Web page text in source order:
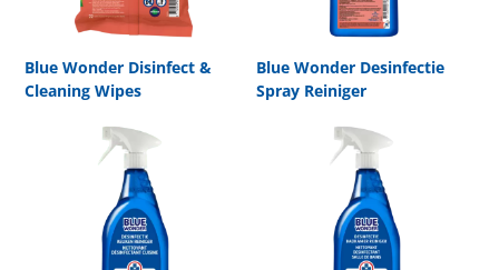
Blue Wonder Disinfect &
Cleaning Wipes
Blue Wonder Desinfectie
Spray Reiniger